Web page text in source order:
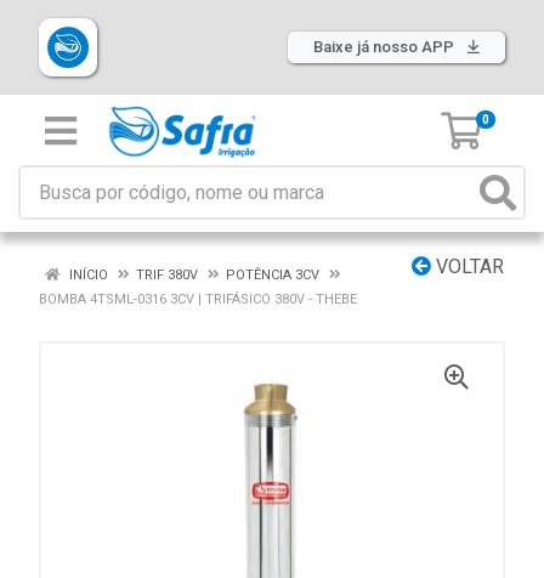
Baixe já nosso APP
0
VOLTAR
INÍCIO TRIF 380V
POTÊNCIA 3CV
BOMBA 4TSML-0316 3CV | TRIFÁSICO 380V - THEBE